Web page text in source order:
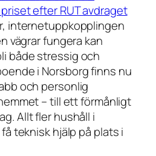
efter RUT avdraget
internetuppkopplingen
vägrar fungera kan
både stressig och
i Norsborg finns nu
och personlig
– till ett förmånligt
Allt fler hushåll i
teknisk hjälp på plats i